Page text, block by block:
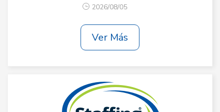
2026/08/05
Ver Más